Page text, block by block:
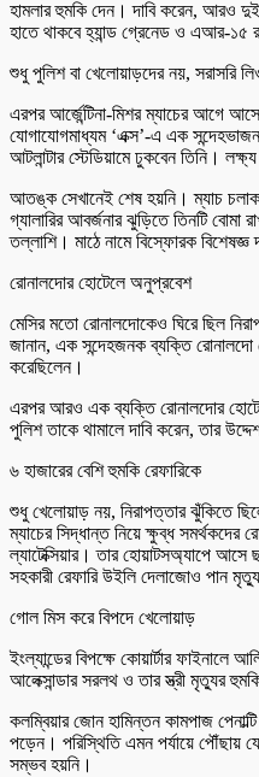
হামলার হুমকি দেন। দাবি করেন, আরও
হাতে থাকবে হ্যান্ড গ্রেনেড ও এআর-১৫
শুধু পুলিশ বা খেলোয়াড়দের নয়, সরাসরি
এরপর আর্জেন্টিনা-মিশর ম্যাচের আগে
যোগাযোগমাধ্যম ‘এক্স’-এ এক সন্দেহভাজন
আটলান্টার স্টেডিয়ামে ঢুকবেন তিনি।
আতঙ্ক সেখানেই শেষ হয়নি। ম্যাচ
গ্যালারির আবর্জনার ঝুড়িতে তিনটি বোমা
তল্লাশি। মাঠে নামে বিস্ফোরক
রোনালদোর হোটেলে অনুপ্রবেশ
মেসির মতো রোনালদোকেও ঘিরে ছিল
জানান, এক সন্দেহজনক ব্যক্তি রোনালদো
করেছিলেন।
এরপর আরও এক ব্যক্তি রোনালদোর
পুলিশ তাকে থামালে দাবি করেন, তার
৬ হাজারের বেশি হুমকি রেফারিকে
শুধু খেলোয়াড় নয়, নিরাপত্তার ঝুঁকিতে
ম্যাচের সিদ্ধান্ত নিয়ে ক্ষুব্ধ সমর্থকদের
ল্যাটেক্সিয়ার। তার হোয়াটসঅ্যাপে আসে
সহকারী রেফারি উইলি দেলাজোও পান
গোল মিস করে বিপদে খেলোয়াড়
ইংল্যান্ডের বিপক্ষে কোয়ার্টার ফাইনালে
আলেক্সান্ডার সরলথ ও তার স্ত্রী মৃত্যুর
কলম্বিয়ার জোন হামিন্তন কামপাজ
পড়েন। পরিস্থিতি এমন পর্যায়ে পৌঁছায়
সম্ভব হয়নি।